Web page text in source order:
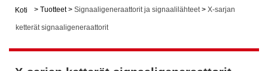
Koti > Tuotteet> Signaaligeneraattorit ja signaalilähteet > X-sarjan
ketterät signaaligeneraattorit